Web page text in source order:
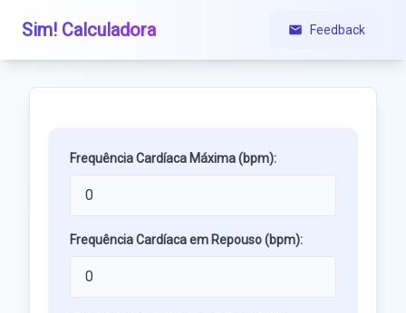
Sim! Calculadora Feedback
Frequência Cardíaca Máxima (bpm):
Frequência Cardíaca em Repouso (bpm):